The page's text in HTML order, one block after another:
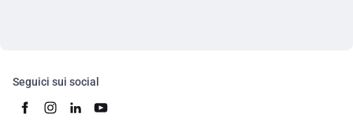
Seguici sui social